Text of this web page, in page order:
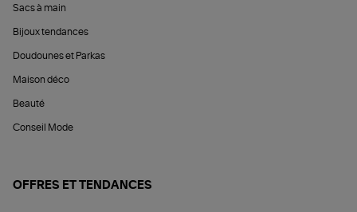
Sacs à main
Bijoux tendances
Doudounes et Parkas
Maison déco
Beauté
Conseil Mode
OFFRES ET TENDANCES